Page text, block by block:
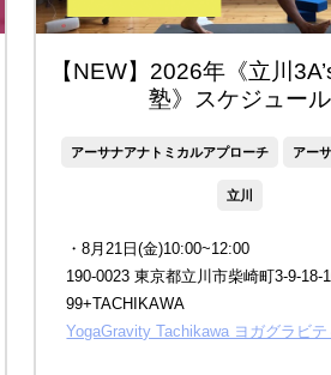
【NEW】2026年《立川
塾》スケジュール
アーサナアナトミカルアプローチ アー
立川
・8月21日(金)10:00~12:00
190-0023 東京都立川市柴崎町3-9-18-
99+TACHIKAWA
YogaGravity Tachikawa ヨガグラビテ